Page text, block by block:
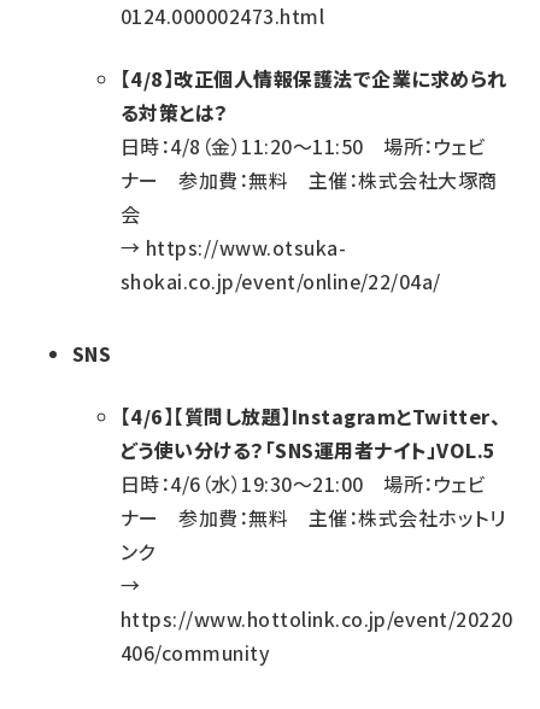
0124.000002473.html
【4/8】改正個人情報保護法で企業に求められ
る対策とは？
日時：4/8（金）11:20～11:50 場所：ウェビ
ナー 参加費：無料 主催：株式会社大塚商
会
→ https://www.otsuka-
shokai.co.jp/event/online/22/04a/
SNS
【4/6】【質問し放題】InstagramとTwitter、
どう使い分ける？「SNS運用者ナイト」VOL.5
日時：4/6（水）19:30～21:00 場所：ウェビ
ナー 参加費：無料 主催：株式会社ホットリ
ンク
→
https://www.hottolink.co.jp/event/20220
406/community